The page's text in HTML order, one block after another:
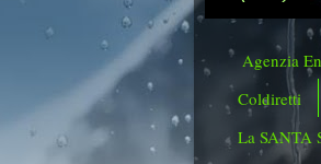
Agenzia
Coldiretti
La SANTA